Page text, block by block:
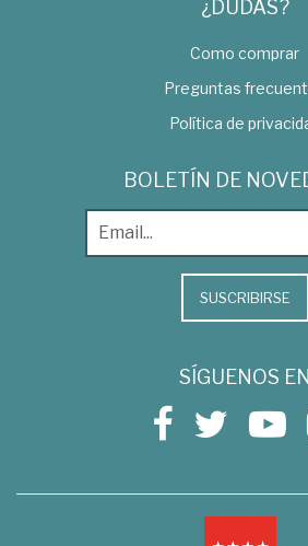
¿DUDAS?
Como comprar
Preguntas
Política de
BOLETÍN DE
SUSCRIBIRSE
SÍGUENOS EN